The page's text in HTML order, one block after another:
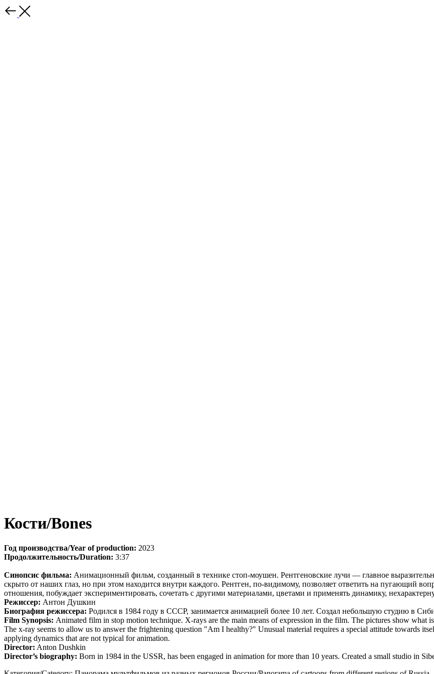
Кости/Bones
Год производства/Year of production: 2023
Продолжительность/Duration: 3:37
Синопсис фильма: Анимационный фильм, созданный в технике стоп-моушен. Рентгеновские лучи — главное
скрыто от наших глаз, но при этом находится внутри каждого. Рентген, по-видимому, позволяет ответить на пугающий
отношения, побуждает экспериментировать, сочетать с другими материалами, цветами и применять динамику,
Режиссер: Антон Душкин
Биография режиссера: Родился в 1984 году в СССР, занимается анимацией более 10 лет. Создал небольшую студию в
Film Synopsis: Animated film in stop motion technique. X-rays are the main means of expression in the film. The pictures show what
The x-ray seems to allow us to answer the frightening question "Am I healthy?" Unusual material requires a special attitude towards
applying dynamics that are not typical for animation.
Director: Anton Dushkin
Director’s biography: Born in 1984 in the USSR, has been engaged in animation for more than 10 years. Created a small studio in